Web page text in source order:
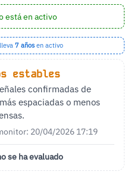
está en activo
7 años en activo
estables
confirmadas de
espaciadas o menos
20/04/2026 17:19
se ha evaluado